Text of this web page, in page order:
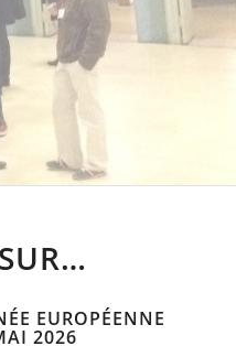
EUROPÉENNE
2026